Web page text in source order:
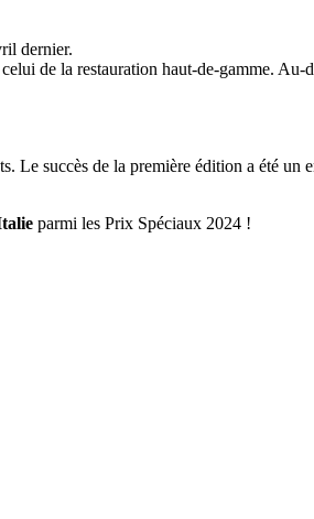
dernier.
de la restauration haut-de-gamme. Au-
Le succès de la première édition a été un
parmi les Prix Spéciaux 2024 !